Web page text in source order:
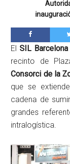
ElSIL
recinto de
Consorci de la
que se
cadena de
grandes
intralogística.